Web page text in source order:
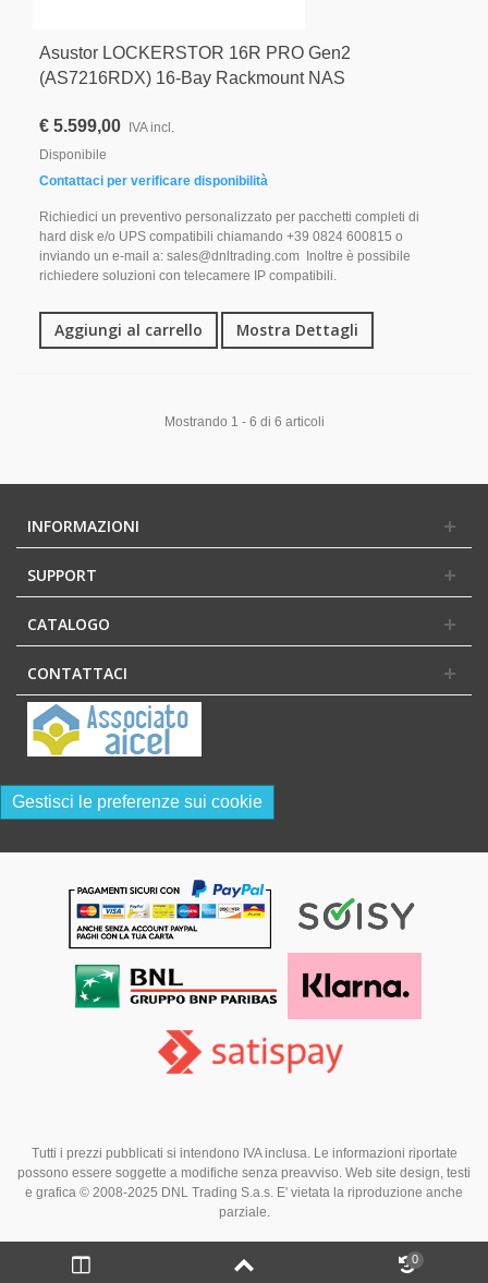
Asustor LOCKERSTOR 16R PRO Gen2
(AS7216RDX) 16-Bay Rackmount NAS
€ 5.599,00
IVA incl.
Disponibile
Contattaci per verificare disponibilità
Richiedici un preventivo personalizzato per pacchetti completi di
hard disk e/o UPS compatibili chiamando +39 0824 600815 o
inviando un e-mail a: sales@dnltrading.com Inoltre è possibile
richiedere soluzioni con telecamere IP compatibili.
Aggiungi al carrello Mostra Dettagli
Mostrando 1 - 6 di 6 articoli
INFORMAZIONI
SUPPORT
CATALOGO
CONTATTACI
Gestisci le preferenze sui cookie
Tutti i prezzi pubblicati si intendono IVA inclusa. Le informazioni riportate
possono essere soggette a modifiche senza preavviso. Web site design, testi
e grafica © 2008-2025 DNL Trading S.a.s. E' vietata la riproduzione anche
parziale.
0